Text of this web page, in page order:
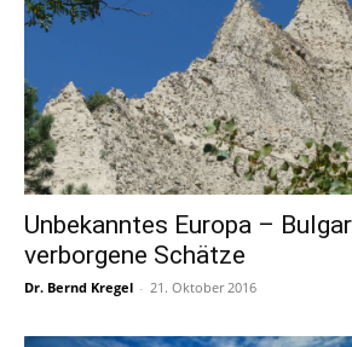
Unbekanntes Europa –
verborgene Schätze
Dr. Bernd Kregel - 21. Oktober 2016